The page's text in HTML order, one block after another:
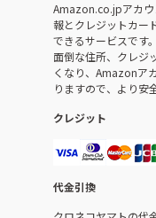
Amazon.co.jpアカ
報とクレジットカー
できるサービスです。
面倒な住所、クレジ
くなり、Amazonア
りますので、より安
クレジット
代金引換